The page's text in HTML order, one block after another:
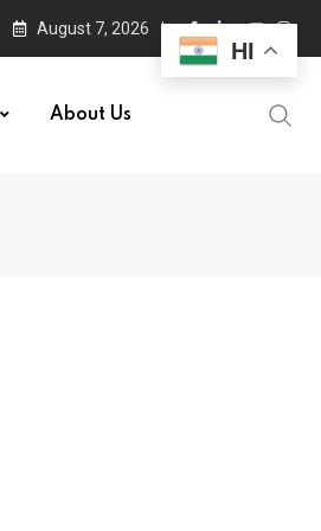
August 7, 2026
About Us
HI